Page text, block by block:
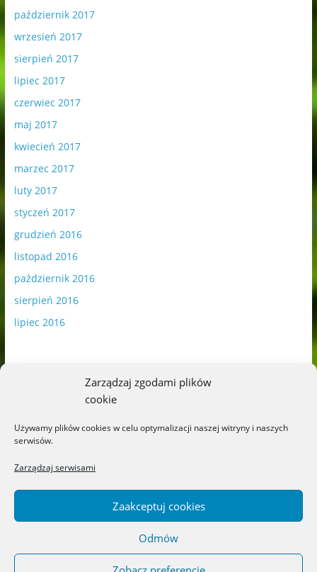
Zarządzaj zgodami plików
cookie
Używamy plików cookies w celu optymalizacji naszej witryny i naszych
serwisów.
Zarządzaj serwisami
Zaakceptuj cookies
Odmów
październik 2017
wrzesień 2017
sierpień 2017
lipiec 2017
czerwiec 2017
maj 2017
kwiecień 2017
marzec 2017
luty 2017
styczeń 2017
grudzień 2016
listopad 2016
październik 2016
sierpień 2016
lipiec 2016
Blog o książkach dla dzieci i młodzieży –
recenzje i rekomendacje. All rights reserved.